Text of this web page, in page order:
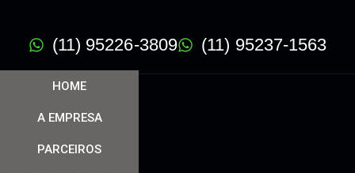
(11) 95226-3809 (11) 95237-1563
HOME
A EMPRESA
PARCEIROS